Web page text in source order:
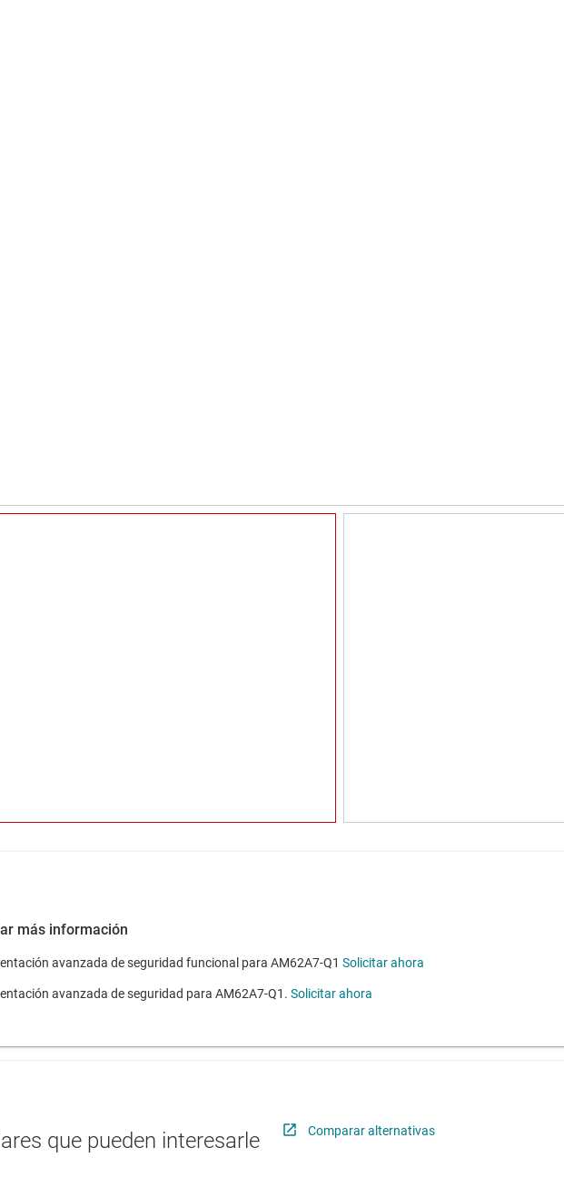
más información
avanzada de seguridad funcional para AM62A7-Q1 Solicitar ahora
avanzada de seguridad para AM62A7-Q1. Solicitar ahora
que pueden interesarle Comparar alternativas